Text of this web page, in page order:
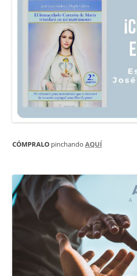
CÓMPRALO pinchando AQUÍ